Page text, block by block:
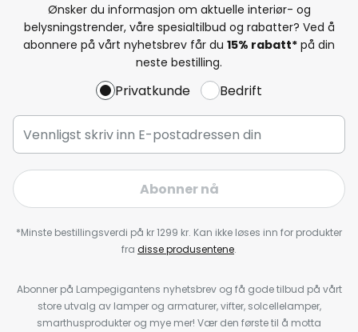
Ønsker du informasjon om aktuelle interiør- og
belysningstrender, våre spesialtilbud og rabatter? Ved å
abonnere på vårt nyhetsbrev får du 15% rabatt* på din
neste bestilling.
Privatkunde Bedrift
Abonner nå
*Minste bestillingsverdi på kr 1299 kr. Kan ikke løses inn for produkter
fra disse produsentene.
Abonner på Lampegigantens nyhetsbrev og få gode tilbud på vårt
store utvalg av lamper og armaturer, vifter, solcellelamper,
smarthusprodukter og mye mer! Vær den første til å motta